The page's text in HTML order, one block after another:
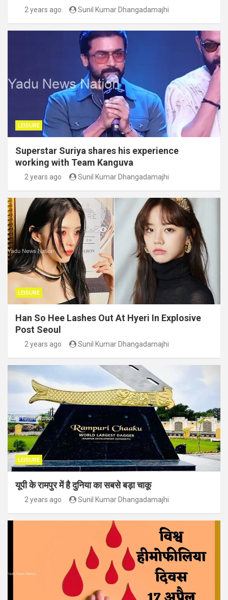
2 years ago Sunil Kumar Dhangadamajhi
LEISURE
Superstar Suriya shares his experience
working with Team Kanguva
2 years ago Sunil Kumar Dhangadamajhi
LEISURE
Han So Hee Lashes Out At Hyeri In Explosive
Post Seoul
2 years ago Sunil Kumar Dhangadamajhi
LEISURE
यूपी के रामपुर में है दुनिया का सबसे बड़ा चाकू
2 years ago Sunil Kumar Dhangadamajhi